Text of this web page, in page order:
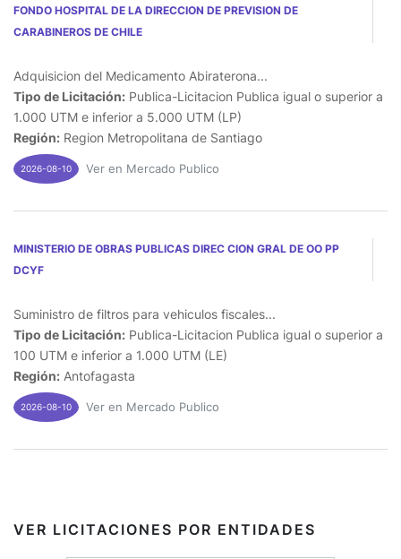
FONDO HOSPITAL DE LA DIRECCION DE PREVISION DE
CARABINEROS DE CHILE
Adquisicion del Medicamento Abiraterona...
Tipo de Licitación: Publica-Licitacion Publica igual o superior a
1.000 UTM e inferior a 5.000 UTM (LP)
Región: Region Metropolitana de Santiago
2026-08-10 Ver en Mercado Publico
MINISTERIO DE OBRAS PUBLICAS DIREC CION GRAL DE OO PP
DCYF
Suministro de filtros para vehiculos fiscales...
Tipo de Licitación: Publica-Licitacion Publica igual o superior a
100 UTM e inferior a 1.000 UTM (LE)
Región: Antofagasta
2026-08-10 Ver en Mercado Publico
VER LICITACIONES POR ENTIDADES